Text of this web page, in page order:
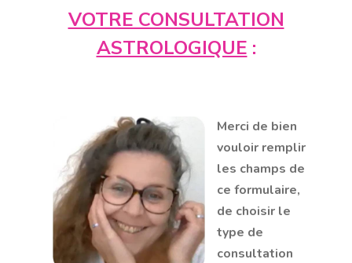
VOTRE CONSULTATION
ASTROLOGIQUE :
Merci de bien
vouloir remplir
les champs de
ce formulaire,
de choisir le
type de
consultation